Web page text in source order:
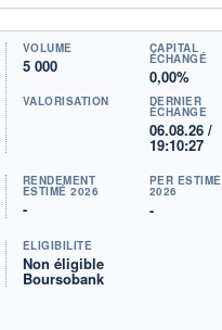
VOLUME
5 000
CAPITAL
ÉCHANGÉ
0,00%
VALORISATION DERNIER
ÉCHANGE
06.08.26 /
19:10:27
RENDEMENT
ESTIMÉ 2026
-
PER ESTIMÉ
2026
-
ÉLIGIBILITÉ
Non éligible
Boursobank